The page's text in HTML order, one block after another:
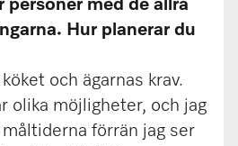
personer med de allra
Hur planerar du
och ägarnas krav.
olika möjligheter, och jag
förrän jag ser